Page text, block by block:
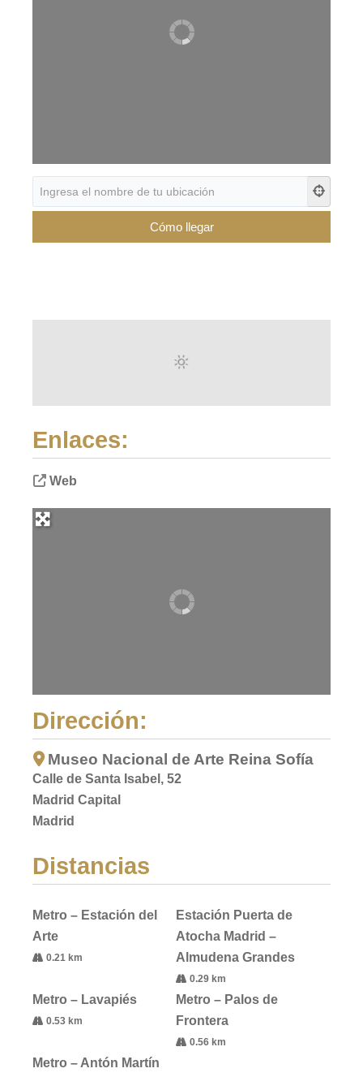
Enlaces:
Web
Dirección:
Museo Nacional de Arte Reina Sofía
Calle de Santa Isabel, 52
Madrid Capital
Madrid
Distancias
Metro – Estación del
Arte
0.21 km
Estación Puerta de
Atocha Madrid –
Almudena Grandes
0.29 km
Metro – Lavapiés
0.53 km
Metro – Palos de
Frontera
0.56 km
Metro – Antón Martín